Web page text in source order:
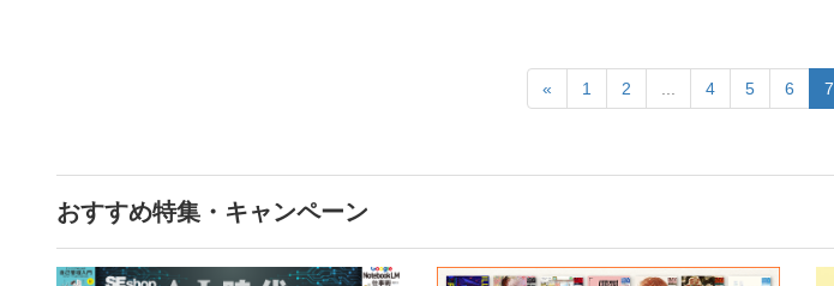
« 1 2 4 5 6 7
おすすめ特集・キャンペーン